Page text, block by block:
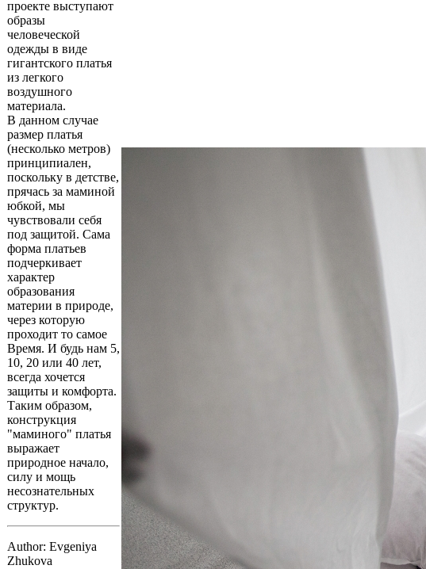
проекте выступают
образы
человеческой
одежды в виде
гигантского платья
из легкого
воздушного
материала.
В данном случае
размер платья
(несколько метров)
принципиален,
поскольку в детстве,
прячась за маминой
юбкой, мы
чувствовали себя
под защитой. Сама
форма платьев
подчеркивает
характер
образования
материи в природе,
через которую
проходит то самое
Время. И будь нам 5,
10, 20 или 40 лет,
всегда хочется
защиты и комфорта.
Таким образом,
конструкция
"маминого" платья
выражает
природное начало,
силу и мощь
несознательных
структур.
Author: Evgeniya
Zhukova